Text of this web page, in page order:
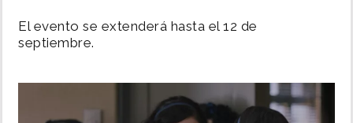
POLÍTICA
El evento se extenderá hasta el 12 de
septiembre.